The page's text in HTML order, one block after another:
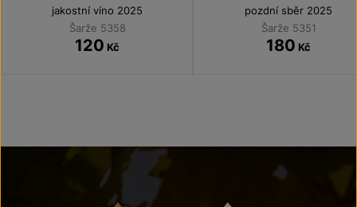
jakostní víno 2025
Šarže 5358
120 Kč
pozdní sběr 2025
Šarže 5351
180 Kč